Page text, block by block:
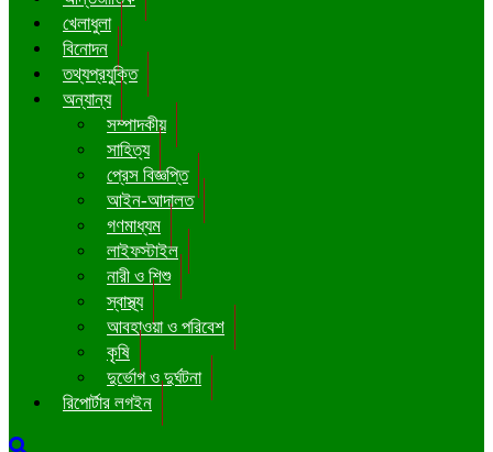
খেলাধুলা
বিনোদন
তথ্যপ্রযুক্তি
অন্যান্য
সম্পাদকীয়
সাহিত্য
প্রেস বিজ্ঞপ্তি
আইন-আদালত
গণমাধ্যম
লাইফস্টাইল
নারী ও শিশু
স্বাস্থ্য
আবহাওয়া ও পরিবেশ
কৃষি
দুর্ভোগ ও দুর্ঘটনা
রিপোর্টার লগইন